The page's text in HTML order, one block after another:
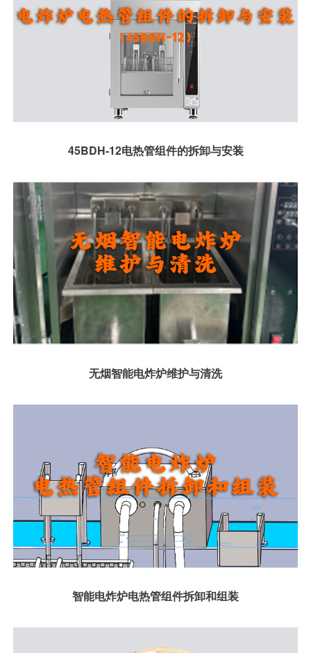
45BDH-12电热管组件的拆卸与安装
无烟智能电炸炉维护与清洗
智能电炸炉电热管组件拆卸和组装